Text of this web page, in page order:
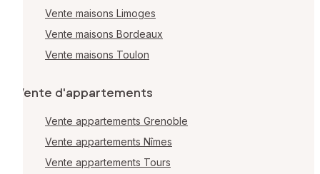
Vente maisons Limoges
Vente maisons Bordeaux
Vente maisons Toulon
Vente d'appartements
Vente appartements Grenoble
Vente appartements Nîmes
Vente appartements Tours